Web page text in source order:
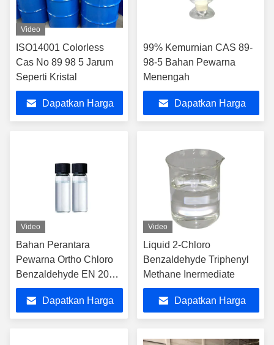
Video
ISO14001 Colorless
Cas No 89 98 5 Jarum
Seperti Kristal
Dapatkan Harga
99% Kemurnian CAS 89-
98-5 Bahan Pewarna
Menengah
Dapatkan Harga
Video
Bahan Perantara
Pewarna Ortho Chloro
Benzaldehyde EN 201-
956-3
Dapatkan Harga
Video
Liquid 2-Chloro
Benzaldehyde Triphenyl
Methane Inermediate
Dapatkan Harga